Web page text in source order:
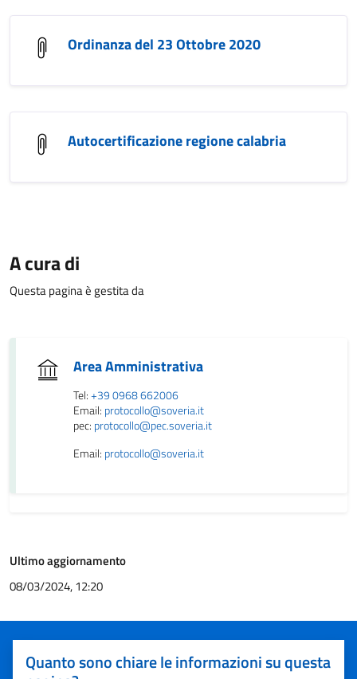
Ordinanza del 23 Ottobre 2020
Autocertificazione regione calabria
A cura di
Questa pagina è gestita da
Area Amministrativa
Tel:+39 0968 662006
Email: protocollo@soveria.it
pec: protocollo@pec.soveria.it
Email: protocollo@soveria.it
Ultimo aggiornamento
08/03/2024, 12:20
Quanto sono chiare le informazioni su questa